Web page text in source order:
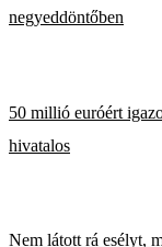
negyeddöntőben
50 millió euróért
hivatalos
Nem látott rá esélyt,